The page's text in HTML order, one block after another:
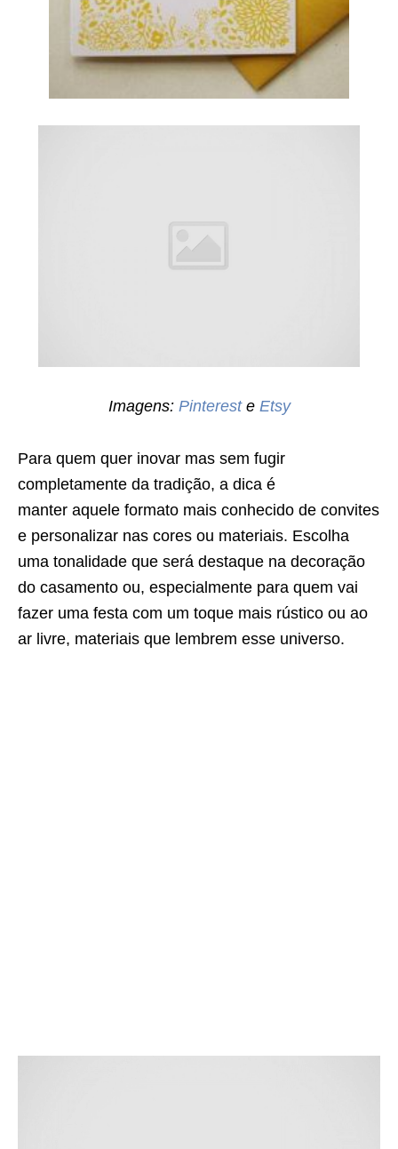
Imagens: Pintereste Etsy
Para quem quer inovar mas sem fugir
completamente da tradição, a dica é
manter aquele formato mais conhecido de convites
e personalizar nas cores ou materiais. Escolha
uma tonalidade que será destaque na decoração
do casamento ou, especialmente para quem vai
fazer uma festa com um toque mais rústico ou ao
ar livre, materiais que lembrem esse universo.